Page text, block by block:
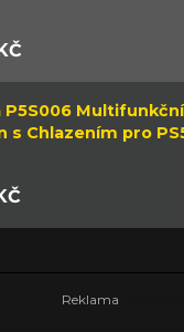
P5S006
s Chlazením pro